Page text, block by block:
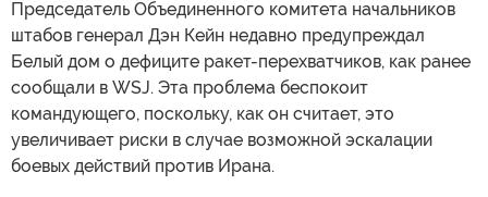
Председатель Объединенного комитета начальников
штабов генерал Дэн Кейн недавно предупреждал
Белый дом о дефиците ракет-перехватчиков, как ранее
сообщали в WSJ. Эта проблема беспокоит
командующего, поскольку, как он считает, это
увеличивает риски в случае возможной эскалации
боевых действий против Ирана.